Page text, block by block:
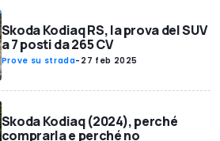
Skoda Kodiaq RS, la prova del SUV
a 7 posti da 265 CV
Prove su strada- 27 feb 2025
Skoda Kodiaq (2024), perché
comprarla e perché no